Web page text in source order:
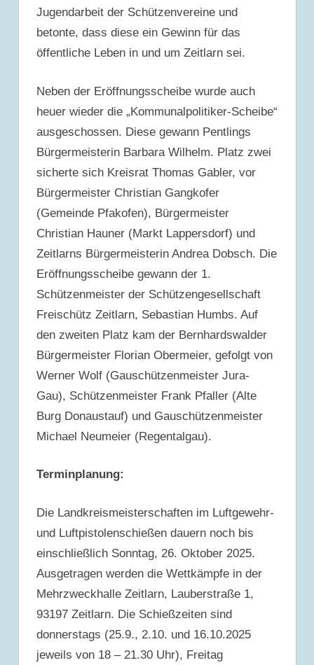
Jugendarbeit der Schützenvereine und
betonte, dass diese ein Gewinn für das
öffentliche Leben in und um Zeitlarn sei.
Neben der Eröffnungsscheibe wurde auch
heuer wieder die „Kommunalpolitiker-Scheibe“
ausgeschossen. Diese gewann Pentlings
Bürgermeisterin Barbara Wilhelm. Platz zwei
sicherte sich Kreisrat Thomas Gabler, vor
Bürgermeister Christian Gangkofer
(Gemeinde Pfakofen), Bürgermeister
Christian Hauner (Markt Lappersdorf) und
Zeitlarns Bürgermeisterin Andrea Dobsch. Die
Eröffnungsscheibe gewann der 1.
Schützenmeister der Schützengesellschaft
Freischütz Zeitlarn, Sebastian Humbs. Auf
den zweiten Platz kam der Bernhardswalder
Bürgermeister Florian Obermeier, gefolgt von
Werner Wolf (Gauschützenmeister Jura-
Gau), Schützenmeister Frank Pfaller (Alte
Burg Donaustauf) und Gauschützenmeister
Michael Neumeier (Regentalgau).
Terminplanung:
Die Landkreismeisterschaften im Luftgewehr-
und Luftpistolenschießen dauern noch bis
einschließlich Sonntag, 26. Oktober 2025.
Ausgetragen werden die Wettkämpfe in der
Mehrzweckhalle Zeitlarn, Lauberstraße 1,
93197 Zeitlarn. Die Schießzeiten sind
donnerstags (25.9., 2.10. und 16.10.2025
jeweils von 18 – 21.30 Uhr), Freitag